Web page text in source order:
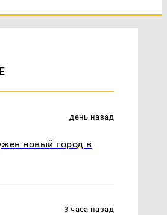
день назад
новый город в
3 часа назад